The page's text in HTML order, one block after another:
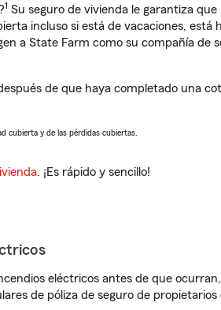
1 Su seguro de vivienda le garantiza
incluso si está de vacaciones, está
a State Farm como su compañía de
de que haya completado una
cubierta y de las pérdidas cubiertas.
. ¡Es rápido y sencillo!
eléctricos antes de que
de póliza de seguro de